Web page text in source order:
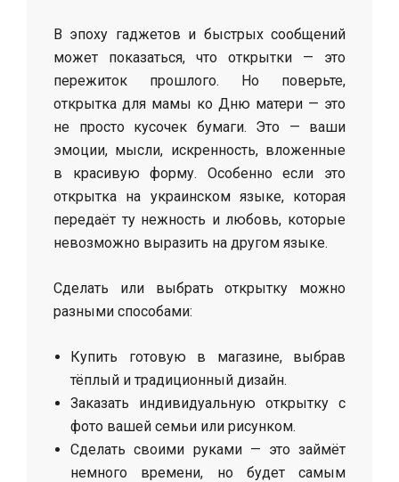
В эпоху гаджетов и быстрых сообщений
может показаться, что открытки — это
пережиток прошлого. Но поверьте,
открытка для мамы ко Дню матери — это
не просто кусочек бумаги. Это — ваши
эмоции, мысли, искренность, вложенные
в красивую форму. Особенно если это
открытка на украинском языке, которая
передаёт ту нежность и любовь, которые
невозможно выразить на другом языке.
Сделать или выбрать открытку можно
разными способами:
Купить готовую в магазине, выбрав
тёплый и традиционный дизайн.
Заказать индивидуальную открытку с
фото вашей семьи или рисунком.
Сделать своими руками — это займёт
немного времени, но будет самым